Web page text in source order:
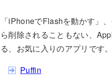
「iPhoneでFlashを動かす」
ら削除されることもない、
る、お気に入りのアプリです
Puffin